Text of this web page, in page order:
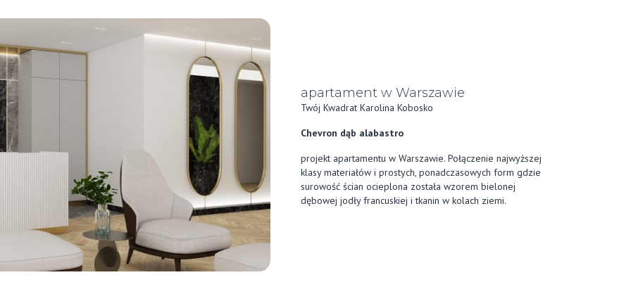
apartament w Warszawie
Twój Kwadrat Karolina Kobosko
Chevron dąb alabastro
projekt apartamentu w Warszawie. Połączenie najwyższej
klasy materiałów i prostych, ponadczasowych form gdzie
surowość ścian ocieplona została wzorem bielonej
dębowej jodły francuskiej i tkanin w kolach ziemi.